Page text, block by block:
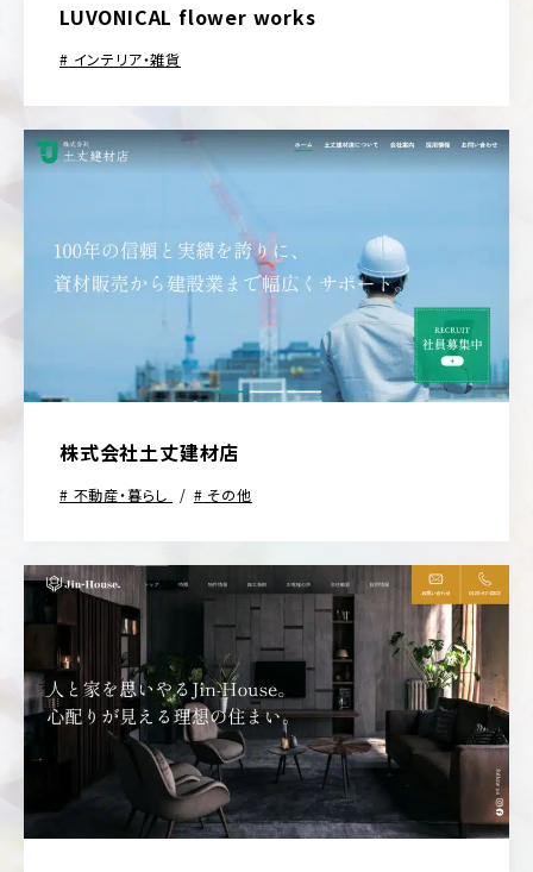
LUVONICAL flower works
インテリア・雑貨
株式会社土丈建材店
不動産・暮らし その他